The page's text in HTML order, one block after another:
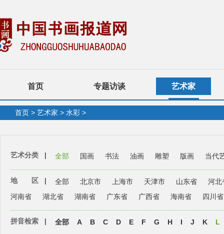
首页 专题访谈 艺术家
首页 > 艺术家 > 水彩 >
艺术分类 | 全部 国画 书法 油画 雕塑 版画 当代
地 区 | 全部 北京市 上海市 天津市 山东省
河北
河南省
湖北省 湖南省 广东省 广西省 海南省 四川省
拼音检索 | 全部 A B C D E F G H I J K L